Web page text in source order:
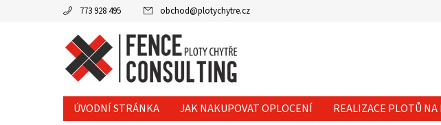
773 928 495 obchod@plotychytre.cz
ÚVODNÍ STRÁNKA JAK NAKUPOVAT OPLOCENÍ REALIZACE PLOTŮ NA